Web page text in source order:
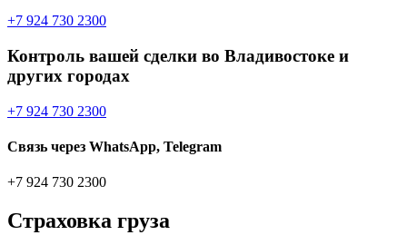
+7 924 730 2300
Контроль вашей сделки во Владивостоке и
других городах
+7 924 730 2300
Связь через WhatsApp, Telegram
+7 924 730 2300
Страховка груза